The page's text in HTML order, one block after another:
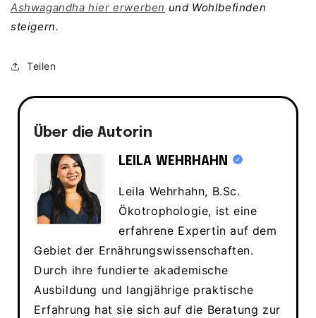
Ashwagandha hier erwerben und Wohlbefinden
steigern.
Teilen
Über die Autorin
LEILA WEHRHAHN
Leila Wehrhahn, B.Sc.
Ökotrophologie, ist eine
erfahrene Expertin auf dem
Gebiet der Ernährungswissenschaften.
Durch ihre fundierte akademische
Ausbildung und langjährige praktische
Erfahrung hat sie sich auf die Beratung zur